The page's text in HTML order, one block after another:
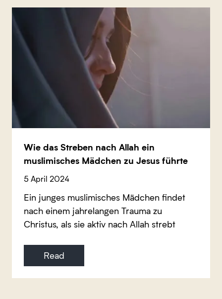
Wie das Streben nach Allah ein
muslimisches Mädchen zu Jesus führte
5 April 2024
Ein junges muslimisches Mädchen findet
nach einem jahrelangen Trauma zu
Christus, als sie aktiv nach Allah strebt
Read